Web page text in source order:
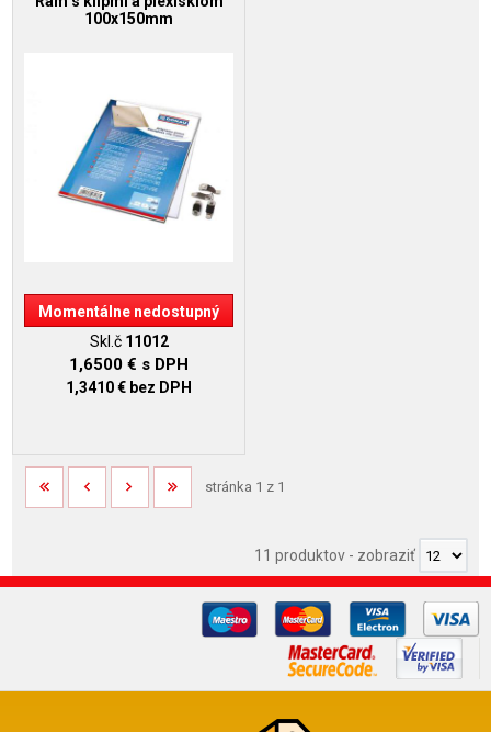
100x150mm
Momentálne nedostupný
Skl.č 11012
1,6500 € s DPH
1,3410 € bez DPH
stránka 1 z 1
11 produktov- zobraziť